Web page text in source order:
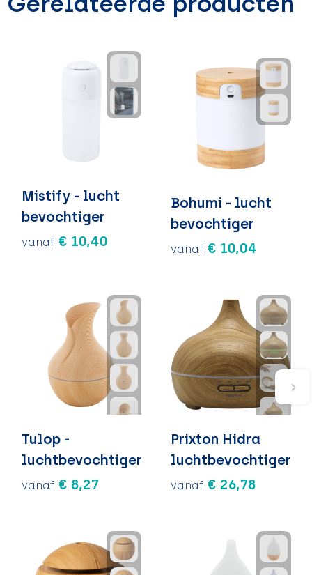
Mistify - lucht
bevochtiger
vanaf € 10,40
Bohumi - lucht
bevochtiger
vanaf € 10,04
Tulop -
luchtbevochtiger
vanaf € 8,27
Prixton Hidra
luchtbevochtiger
vanaf € 26,78